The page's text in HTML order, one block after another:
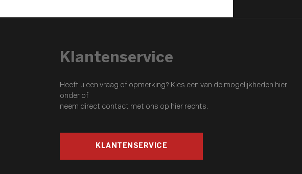
Klantenservice
Heeft u een vraag of opmerking? Kies een van de mogelijkheden hier
onder of
neem direct contact met ons op hier rechts.
KLANTENSERVICE